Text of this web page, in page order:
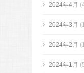
2024年4月
2024年3月
2024年2月
2024年1月